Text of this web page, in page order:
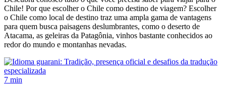
Chile! Por que escolher o Chile como destino de viagem? Escolher
o Chile como local de destino traz uma ampla gama de vantagens
para quem busca paisagens deslumbrantes, como o deserto de
Atacama, as geleiras da Patagônia, vinhos bastante conhecidos ao
redor do mundo e montanhas nevadas.
7 min